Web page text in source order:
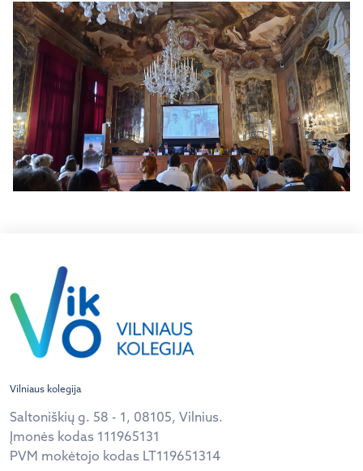
Vilniaus kolegija
Saltoniškių g. 58 - 1, 08105, Vilnius.
Įmonės kodas 111965131
PVM mokėtojo kodas LT119651314